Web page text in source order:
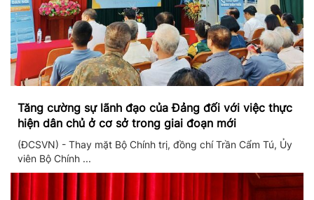
Tăng cường sự lãnh đạo của Đảng đối với việc thực
hiện dân chủ ở cơ sở trong giai đoạn mới
(ĐCSVN) - Thay mặt Bộ Chính trị, đồng chí Trần Cẩm Tú, Ủy
viên Bộ Chính ...